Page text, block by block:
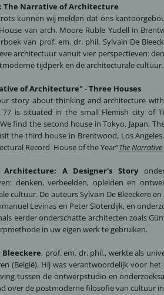
The Narrative of Architecture
kunnen wij melden dat ons
van arch. Moore Ruble Yudell in
van prof. em. dr. phil. Sylvain De
architectuur vanuit vier perspectieven:
tijdperk en de architecturale cultuur.
of Architecture"-Three Houses
story about thinking and architecture
77 is situated in the small Flemish city of
find the second house in Tokyo, Japan.
the third house in Brentwood, Los
Record House of the Year”The
A Designer's Story
denken, verbeelden, opleiden en
cultuur. De auteurs Sylvain De Bleeckere
Levinas en Peter Sloterdijk, en
eerder onderschatte architecten zoals
in uw eigen werk te gebruiken.
Bleeckere, prof. em. dr. phil., werkte als
(België). Hij was verantwoordelijk voor
tussen de ontwerpstudio en
over de postmoderne filosofie van cultuur